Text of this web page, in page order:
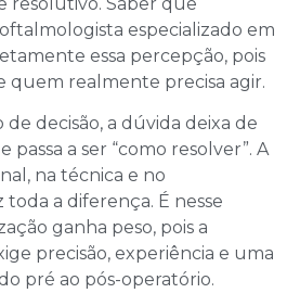
especializado em
essa percepção, pois
quem realmente precisa agir.
decisão, a dúvida deixa de
passa a ser “como resolver”. A
na técnica e no
a diferença. É nesse
ganha peso, pois a
precisão, experiência e uma
pré ao pós-operatório.